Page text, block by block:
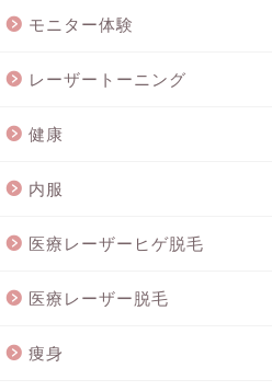
モニター体験
レーザートーニング
健康
内服
医療レーザーヒゲ脱毛
医療レーザー脱毛
痩身